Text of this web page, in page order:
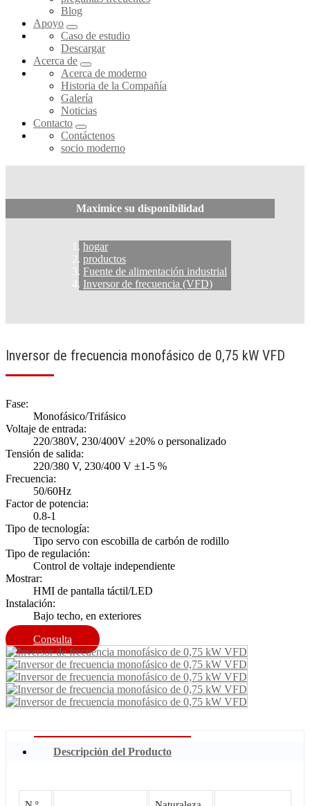
Blog
Apoyo
Caso de estudio
Descargar
Acerca de
Acerca de moderno
Historia de la Compañía
Galería
Noticias
Contacto
Contáctenos
socio moderno
Maximice su disponibilidad
hogar
productos
Fuente de alimentación industrial
Inversor de frecuencia (VFD)
Inversor de frecuencia monofásico de 0,75 kW VFD
Fase:
Monofásico/Trifásico
Voltaje de entrada:
220/380V, 230/400V ±20% o personalizado
Tensión de salida:
220/380 V, 230/400 V ±1-5 %
Frecuencia:
50/60Hz
Factor de potencia:
0.8-1
Tipo de tecnología:
Tipo servo con escobilla de carbón de rodillo
Tipo de regulación:
Control de voltaje independiente
Mostrar:
HMI de pantalla táctil/LED
Instalación:
Bajo techo, en exteriores
Consulta
Descripción del Producto